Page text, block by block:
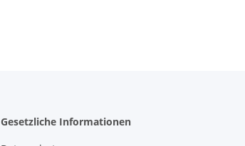
Gesetzliche Informationen